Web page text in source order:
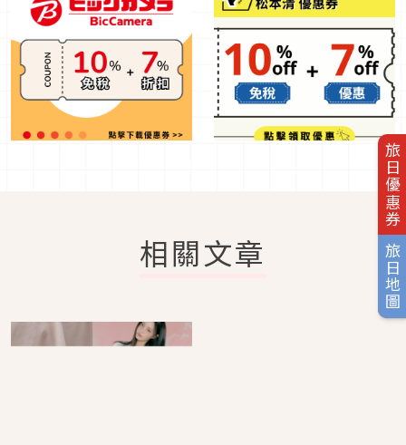
旅日優惠券
旅日地圖
相關文章